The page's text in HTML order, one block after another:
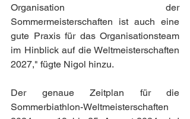
Organisation der
Sommermeisterschaften ist auch eine
gute Praxis für das Organisationsteam
im Hinblick auf die Weltmeisterschaften
2027," fügte Nigol hinzu.
Der genaue Zeitplan für die
Sommerbiathlon-Weltmeisterschaften